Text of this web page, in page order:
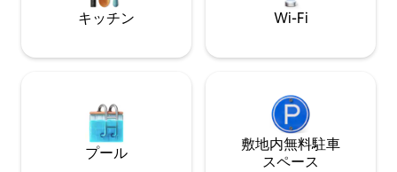
キッチン Wi-Fi
プール
敷地内無料駐⁠車
ス⁠ペ⁠ー⁠ス